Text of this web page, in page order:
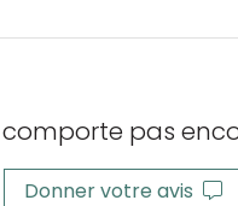
pas
Donner votre avis